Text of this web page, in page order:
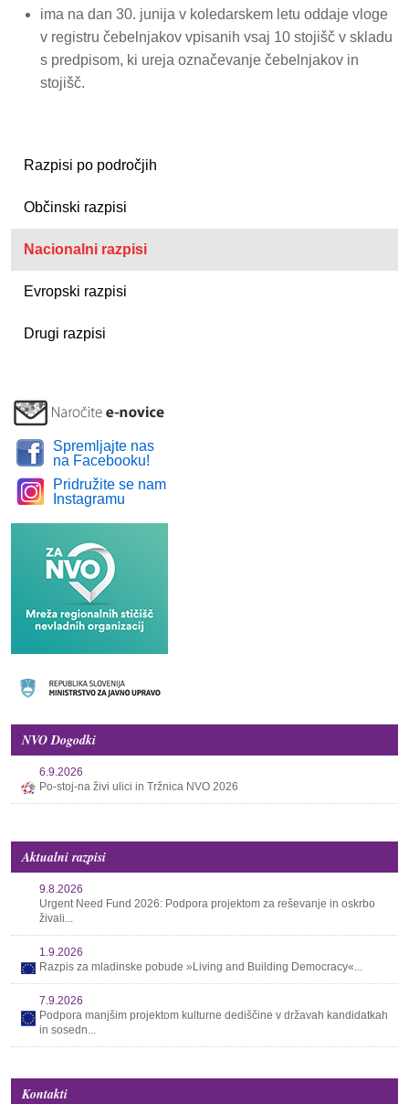
Razpisi po področjih
Občinski razpisi
Nacionalni razpisi
Evropski razpisi
Drugi razpisi
ima na dan 30. junija v koledarskem letu oddaje vloge
v registru čebelnjakov vpisanih vsaj 10 stojišč v skladu
s predpisom, ki ureja označevanje čebelnjakov in
stojišč.
Spremljajte nas
na Facebooku!
Pridružite se nam
Instagramu
NVO Dogodki
6.9.2026
Po-stoj-na živi ulici in Tržnica NVO 2026
Aktualni razpisi
9.8.2026
Urgent Need Fund 2026: Podpora projektom za reševanje in oskrbo
živali...
1.9.2026
Razpis za mladinske pobude »Living and Building Democracy«...
7.9.2026
Podpora manjšim projektom kulturne dediščine v državah kandidatkah
in sosedn...
Kontakti